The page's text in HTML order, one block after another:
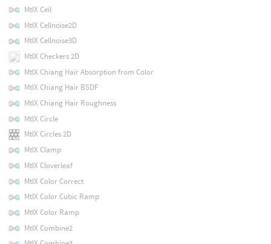
MtlX Ceil
MtlX Cellnoise2D
MtlX Cellnoise3D
MtlX Checkers 2D
MtlX Chiang Hair Absorption from Color
MtlX Chiang Hair BSDF
MtlX Chiang Hair Roughness
MtlX Circle
MtlX Circles 2D
MtlX Clamp
MtlX Cloverleaf
MtlX Color Correct
MtlX Color Cubic Ramp
MtlX Color Ramp
MtlX Combine2